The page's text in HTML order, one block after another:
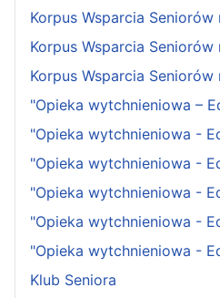
Korpus Wsparcia
Korpus Wsparcia
Korpus Wsparcia
"Opieka wytchnieniowa –
"Opieka wytchnieniowa -
"Opieka wytchnieniowa -
"Opieka wytchnieniowa -
"Opieka wytchnieniowa -
"Opieka wytchnieniowa -
Klub Seniora